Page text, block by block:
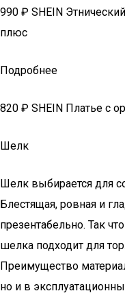
990 ₽ SHEIN
плюс
Подробнее
820 ₽ SHEIN Платье с
Шелк
Шелк выбирается для
Блестящая, ровная и
презентабельно. Так
шелка подходит для
Преимущество
но и в